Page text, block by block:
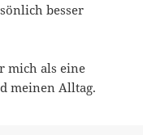
besser
mich als eine
meinen Alltag.